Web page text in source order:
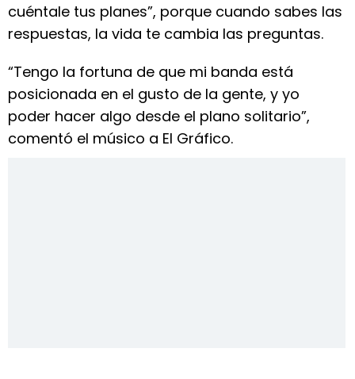
cuéntale tus planes”, porque cuando sabes las
respuestas, la vida te cambia las preguntas.
“Tengo la fortuna de que mi banda está
posicionada en el gusto de la gente, y yo
poder hacer algo desde el plano solitario”,
comentó el músico a El Gráfico.